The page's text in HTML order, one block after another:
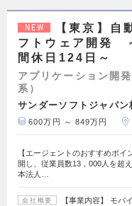
NEW
【東京】自
フトウェア開発
間休日124日～
アプリケーション開
系）
サンダーソフトジャパン
600万円 ～ 849万円
【エージェントのおすすめポ
開し、従業員数13，000人を超
本法人…
会社概要
【事業内容】 モバ